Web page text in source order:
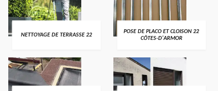
NETTOYAGE DE TERRASSE 22
POSE DE PLACO ET CLOISON 22
CÔTES-D'ARMOR